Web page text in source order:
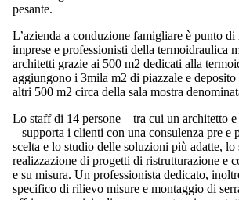
pesante.
L’azienda a conduzione famigliare è punto
imprese e professionisti della termoidraulica
architetti grazie ai 500 m2 dedicati alla
aggiungono i 3mila m2 di piazzale e
altri 500 m2 circa della sala mostra
Lo staff di 14 persone – tra cui un architetto
– supporta i clienti con una consulenza pre e
scelta e lo studio delle soluzioni più adatte, lo
realizzazione di progetti di ristrutturazione e
e su misura. Un professionista dedicato,
specifico di rilievo misure e montaggio di